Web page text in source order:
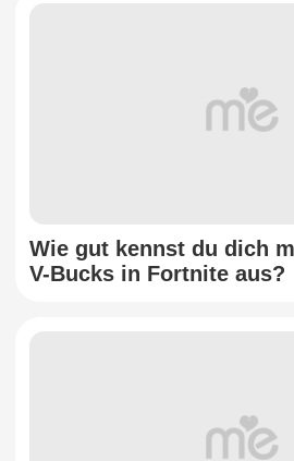
Wie gut kennst du dich
V-Bucks in Fortnite aus?